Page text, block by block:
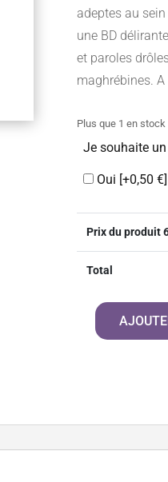
adeptes au
une BD
et paroles
maghrébines.
Plus que 1 en stock
Je souhaite
Oui [+0,50 €]
Prix du produit
Total
quantité
Quoi
!